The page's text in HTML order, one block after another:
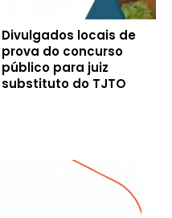
Divulgados locais de
prova do concurso
público para juiz
substituto do TJTO